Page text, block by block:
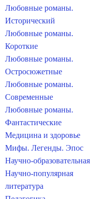
Любовные романы.
Исторический
Любовные романы.
Короткие
Любовные романы.
Остросюжетные
Любовные романы.
Современные
Любовные романы.
Фантастические
Медицина и здоровье
Мифы. Легенды. Эпос
Научно-образовательная
Научно-популярная
литература